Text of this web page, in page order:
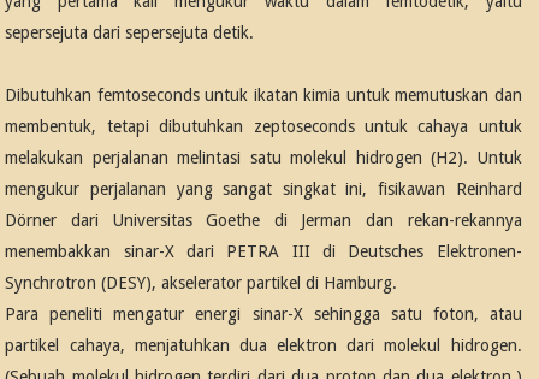
sepersejuta dari sepersejuta detik.
Dibutuhkan femtoseconds untuk ikatan kimia untuk memutuskan dan
membentuk, tetapi dibutuhkan zeptoseconds untuk cahaya untuk
melakukan perjalanan melintasi satu molekul hidrogen (H2). Untuk
mengukur perjalanan yang sangat singkat ini, fisikawan Reinhard
Dörner dari Universitas Goethe di Jerman dan rekan-rekannya
menembakkan sinar-X dari PETRA III di Deutsches Elektronen-
Synchrotron (DESY), akselerator partikel di Hamburg.
Para peneliti mengatur energi sinar-X sehingga satu foton, atau
partikel cahaya, menjatuhkan dua elektron dari molekul hidrogen.